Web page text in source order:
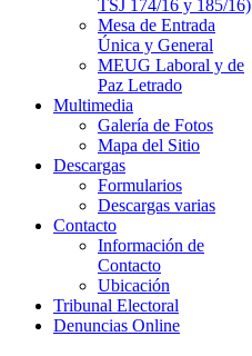
TSJ 174/16 y 185/16)
Mesa de Entrada
Única y General
MEUG Laboral y de
Paz Letrado
Multimedia
Galería de Fotos
Mapa del Sitio
Descargas
Formularios
Descargas varias
Contacto
Información de
Contacto
Ubicación
Tribunal Electoral
Denuncias Online